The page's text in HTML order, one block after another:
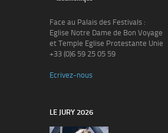
Face au Palais des Festivals :
Eglise Notre Dame de Bon Voyage
et Temple Eglise Protestante Unie
+33 (0)6 59 25 05 59
Ecrivez-nous
LE JURY 2026